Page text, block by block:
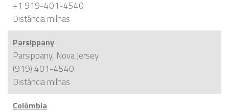
+1 919-401-4540
Distânciamilhas
Parsippany
Parsippany, Nova Jersey
(919) 401-4540
Distânciamilhas
Colômbia